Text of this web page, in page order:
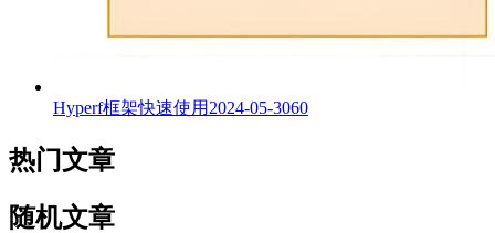
Hyperf框架快速使用 2024-05-3060
热门文章
随机文章